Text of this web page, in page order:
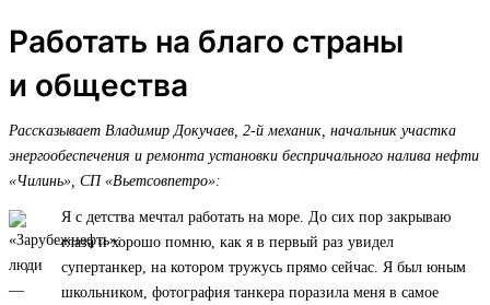
Работать на благо страны
и общества
Рассказывает Владимир Докучаев, 2-й механик, начальник участка
энергообеспечения и ремонта установки беспричального налива нефти
«Чилинь», СП «Вьетсовпетро»:
Я с детства мечтал работать на море. До сих пор закрываю
глаза и хорошо помню, как я в первый раз увидел
супертанкер, на котором тружусь прямо сейчас. Я был юным
школьником, фотография танкера поразила меня в самое